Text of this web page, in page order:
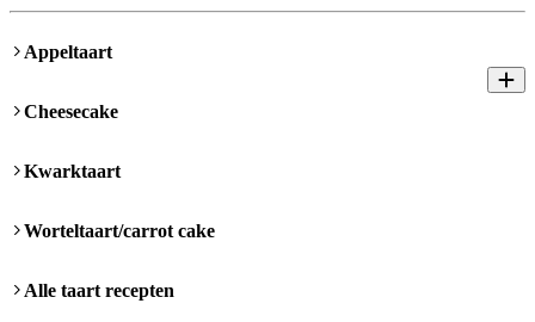
Appeltaart
Cheesecake
Kwarktaart
Worteltaart/carrot cake
Alle taart recepten